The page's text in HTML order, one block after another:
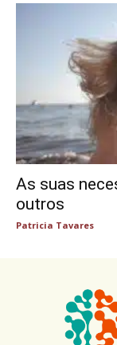
As suas
outros
Patricia Tavares